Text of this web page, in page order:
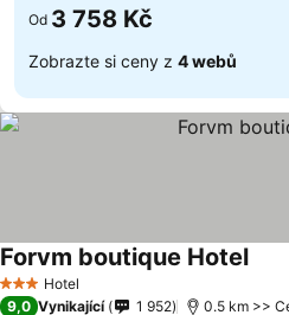
Od 3 758 Kč
Zobrazte si ceny z 4 webů
3 Počet hvězdiček
Hotel
Forvm boutique Hotel
9,0 Vynikající 1 952 0.5 km >>